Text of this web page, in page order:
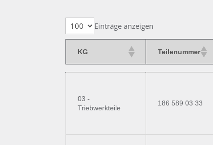
Einträge anzeigen
KG Teilenummer
03 -
Triebwerkteile
186 589 03 33